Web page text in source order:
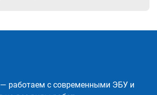
— работаем с современными ЭБУ и